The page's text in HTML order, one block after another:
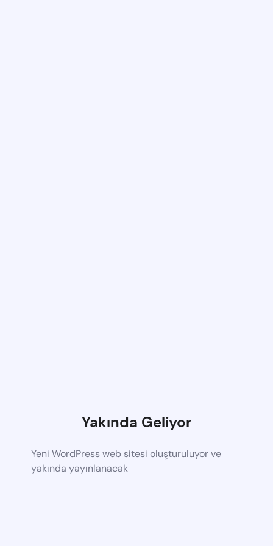
Yakında Geliyor
Yeni WordPress web sitesi oluşturuluyor ve
yakında yayınlanacak